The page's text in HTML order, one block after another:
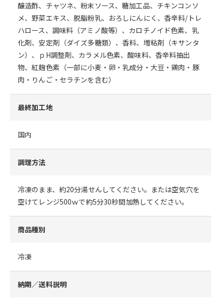
醸造酢、チャツネ、粉末ソース、糖加工品、チキンコンソ
メ、野菜エキス、脱脂粉乳、おろしにんにく、香辛料/トレ
ハロース、調味料（アミノ酸等）、カロチノイド色素、乳
化剤、安定剤（ダイズ多糖類）、香料、増粘剤（キサンタ
ン）、ｐH調整剤、カラメル色素、酸味料、香辛料抽出
物、紅麹色素（一部に小麦・卵・乳成分・大豆・鶏肉・豚
肉・りんご・セラチンを含む）
最終加工地
国内
調理方法
冷凍のまま、約20分湯せんしてください。または空気穴を
空けてレンジ500ｗで約5分30秒間加熱してください。
商品種別
冷凍
納期／送料説明